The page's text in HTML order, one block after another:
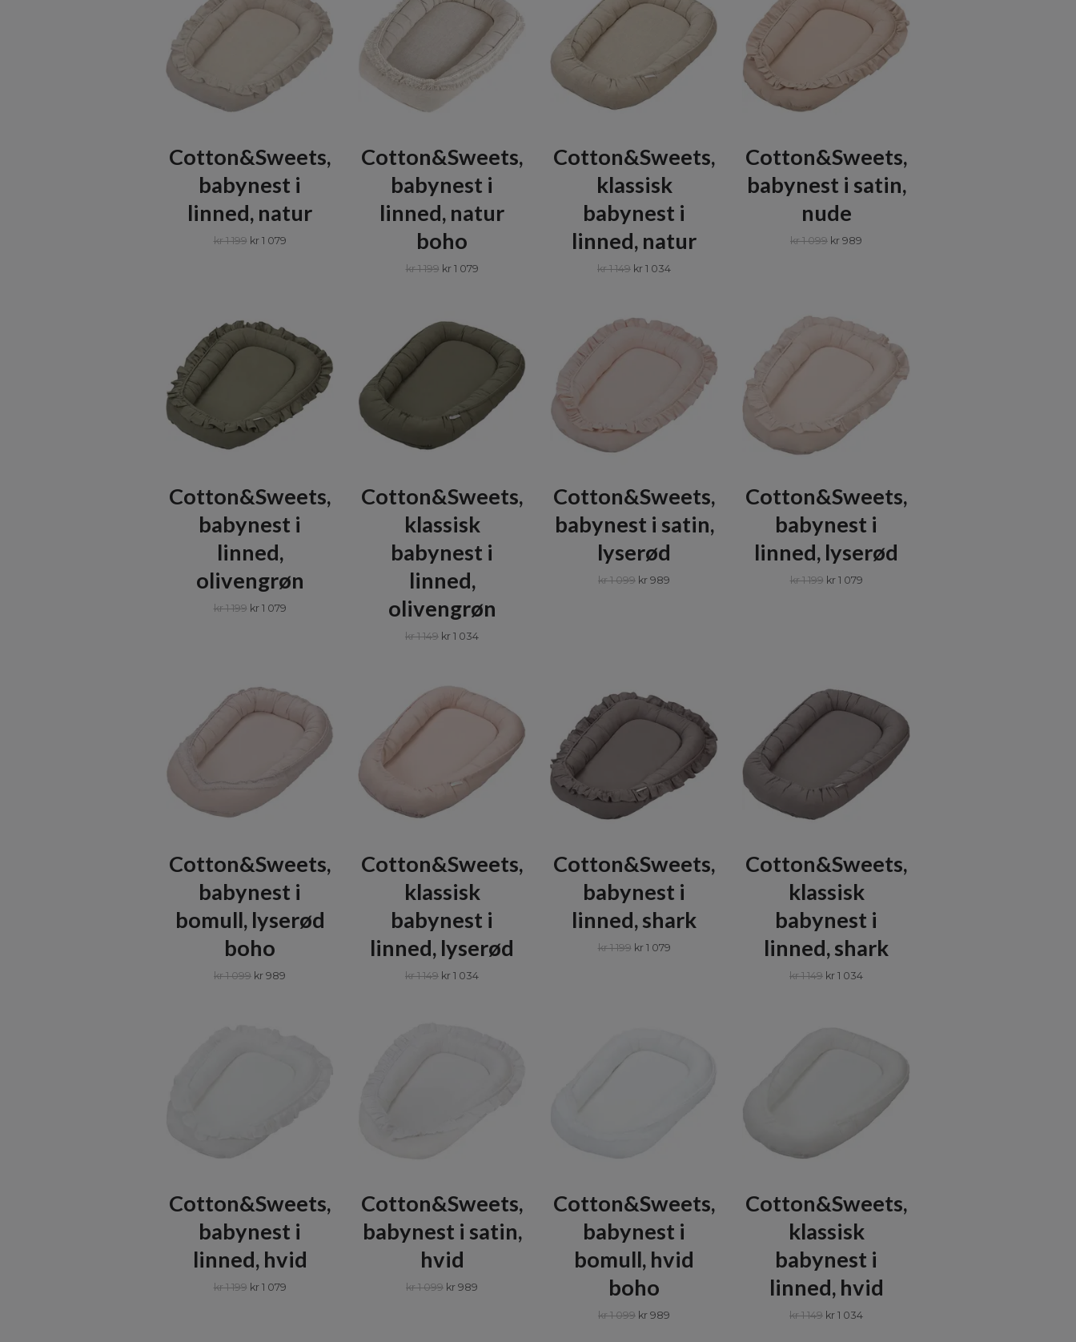
Cotton&Sweets,
babynest i
linned, natur
kr 1 199 kr 1 079
Cotton&Sweets,
babynest i
linned, natur
boho
kr 1 199 kr 1 079
Cotton&Sweets,
klassisk
babynest i
linned, natur
kr 1 149 kr 1 034
Cotton&Sweets,
babynest i satin,
nude
kr 1 099 kr 989
Cotton&Sweets,
babynest i
linned,
olivengrøn
kr 1 199 kr 1 079
Cotton&Sweets,
klassisk
babynest i
linned,
olivengrøn
kr 1 149 kr 1 034
Cotton&Sweets,
babynest i satin,
lyserød
kr 1 099 kr 989
Cotton&Sweets,
babynest i
linned, lyserød
kr 1 199 kr 1 079
Cotton&Sweets,
babynest i
bomull, lyserød
boho
kr 1 099 kr 989
Cotton&Sweets,
klassisk
babynest i
linned, lyserød
kr 1 149 kr 1 034
Cotton&Sweets,
babynest i
linned, shark
kr 1 199 kr 1 079
Cotton&Sweets,
klassisk
babynest i
linned, shark
kr 1 149 kr 1 034
Cotton&Sweets,
babynest i
linned, hvid
kr 1 199 kr 1 079
Cotton&Sweets,
babynest i satin,
hvid
kr 1 099 kr 989
Cotton&Sweets,
babynest i
bomull, hvid
boho
kr 1 099 kr 989
Cotton&Sweets,
klassisk
babynest i
linned, hvid
kr 1 149 kr 1 034